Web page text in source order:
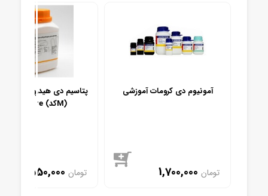
آمونیوم دی کرومات آموزشی
1,700,000 تومان
پتاسیم دی هیدروژن
Extra pure (کدM)
2,550,000 تومان